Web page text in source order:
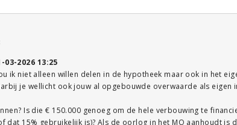
03-2026 13:25
ik niet alleen willen delen in de hypotheek maar ook in het
je wellicht ook jouw al opgebouwde overwaarde als eigen
Is die € 150.000 genoeg om de hele verbouwing te
dat 15% gebruikelijk is)? Als de oorlog in het MO aanhoudt is